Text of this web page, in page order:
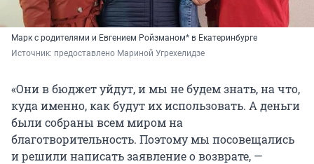
Марк с родителями и Евгением Ройзманом* в Екатеринбурге
Источник: предоставлено Мариной Угрехелидзе
«Они в бюджет уйдут, и мы не будем знать, на что,
куда именно, как будут их использовать. А деньги
были собраны всем миром на
благотворительность. Поэтому мы посовещались
и решили написать заявление о возврате, —